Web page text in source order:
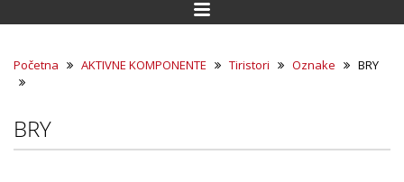
Početna AKTIVNE KOMPONENTE Tiristori Oznake BRY
BRY